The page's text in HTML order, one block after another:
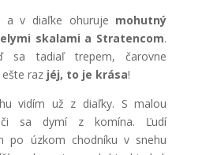
a v diaľke ohuruje mohutný
skalami a Stratencom.
sa tadiaľ trepem, čarovne
ešte raz jéj, to je krása!
vidím už z diaľky. S malou
či sa dymí z komína. Ľudí
po úzkom chodníku v snehu